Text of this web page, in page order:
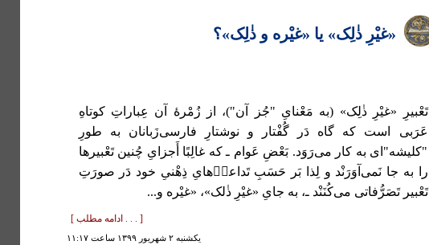
«غیْرِ ذٰلِک» یا «غیْره و ذٰلِک»؟
تَعْبیرِ «غیْرِ ذٰلِک» (به مَعْنایِ "جُز آن")، از زُمْرۀ آن عِباراتِ کوتاهِ
عَرَبی است که گاه دَر گُفْتار و نوشتارِ فارسی‌زَبانان به طورِ
"کلیشه"ای به کار می‌رَوَد. بَعْضِ عَوام ـ که غالِبًا أَجزایِ چُنین تَعْبیرها
را به جا نَمی‌آوَرَنْد و لِذا بَر حَسَبِ تَداعیٖ‌هایِ ذِهْنیِ خود دَر صورَتِ
تَعْبیر تَصَرُّفاتی می‌کُنَنْد ـ، به جایِ «غیْرِ ذٰلک»، «غیْره و...
[ . . . ادامه مطلب ]
يكشنبه ۲ شهريور ۱۳۹۹ ساعت ۱۱:۱۷